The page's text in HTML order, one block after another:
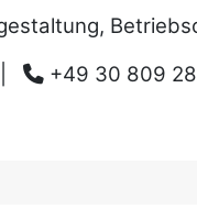
+49 30 809